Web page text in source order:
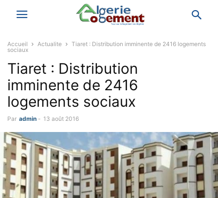
Accueil Actualite
Tiaret : Distribution imminente de 2416 logements
sociaux
Tiaret : Distribution
imminente de 2416
logements sociaux
Par admin - 13 août 2016